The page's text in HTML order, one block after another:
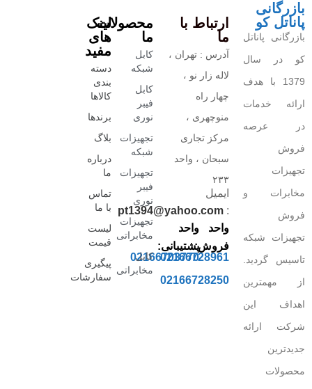
بازرگانی
پاناتل کو
بازرگانی پاناتل
کو در سال
1379 با هدف
ارائه خدمات
در عرصه
فروش
تجهیزات
مخابرات و
فروش
تجهیزات شبکه
تاسیس گردید.
از مهمترین
اهداف این
شرکت ارائه
جدیدترین
محصولات
ارتباط با
ما
آدرس : تهران ،
لاله زار نو ،
چهار راه
منوچهری ،
مرکز تجاری
سبحان ، واحد
۲۳۳
ایمیل
:
pt1394@yahoo.com
واحد
فروش:
02166728961
02166728250
واحد
پشتیبانی:
02166703770
محصولات
ما
کابل
شبکه
کابل
فیبر
نوری
تجهیزات
شبکه
تجهیزات
فیبر
نوری
تجهیزات
مخابراتی
کابل
مخابراتی
لینک
های
مفید
دسته
بندی
کالاها
برندها
بلاگ
درباره
ما
تماس
با ما
لیست
قیمت
پیگیری
سفارشات